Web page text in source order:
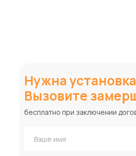
Нужна
Вызовите
бесплатно при заключении